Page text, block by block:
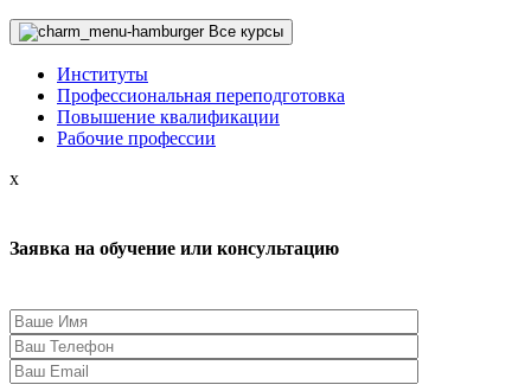
Все курсы
Институты
Профессиональная переподготовка
Повышение квалификации
Рабочие профессии
x
Заявка на обучение или консультацию